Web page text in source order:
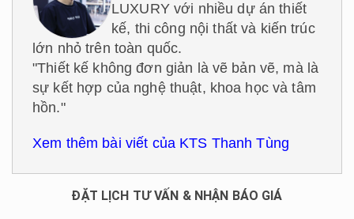
LUXURY với nhiều dự án thiết
kế, thi công nội thất và kiến trúc
lớn nhỏ trên toàn quốc.
"Thiết kế không đơn giản là vẽ bản vẽ, mà là
sự kết hợp của nghệ thuật, khoa học và tâm
hồn."
Xem thêm bài viết của KTS Thanh Tùng
ĐẶT LỊCH TƯ VẤN & NHẬN BÁO GIÁ